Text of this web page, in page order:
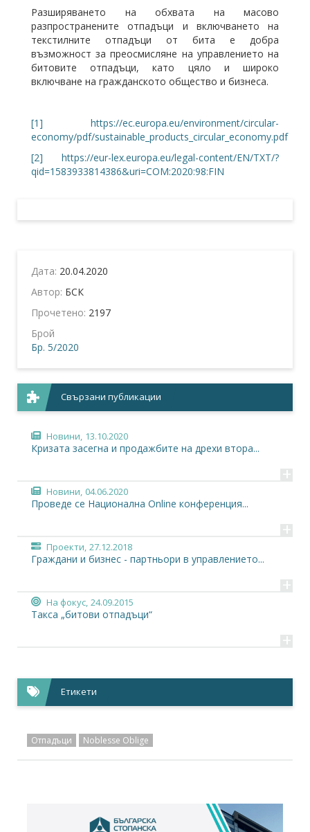
Разширяването на обхвата на масово
разпространените отпадъци и включването на
текстилните отпадъци от бита е добра
възможност за преосмисляне на управлението на
битовите отпадъци, като цяло и широко
включване на гражданското общество и бизнеса.
[1]
https://ec.europa.eu/environment/circular-
economy/pdf/sustainable_products_circular_economy.pdf
[2]
https://eur-lex.europa.eu/legal-content/EN/TXT/?
qid=1583933814386&uri=COM:2020:98:FIN
Дата: 20.04.2020
Автор: БСК
Прочетено: 2197
Брой
Бр. 5/2020
Свързани публикации
Новини, 13.10.2020
Кризата засегна и продажбите на дрехи втора...
+
Новини, 04.06.2020
Проведе се Национална Online конференция...
+
Проекти, 27.12.2018
Граждани и бизнес - партньори в управлението...
+
На фокус, 24.09.2015
Такса „битови отпадъци“
+
Етикети
Отпадъци Noblesse Oblige